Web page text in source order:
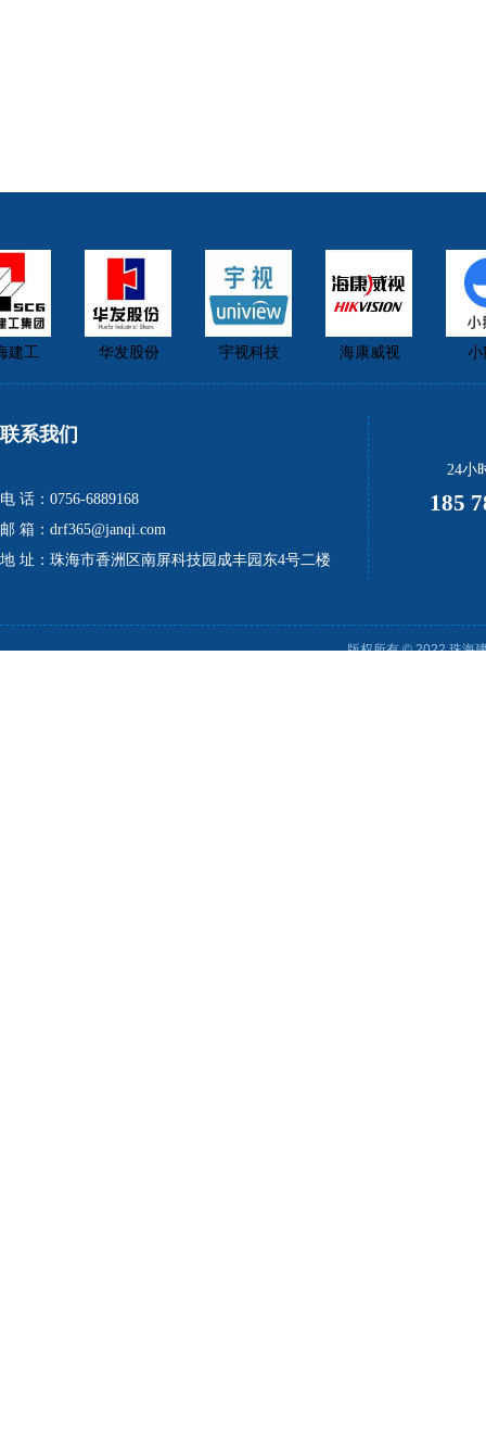
24小
185
版权所有 © 2022 珠海
联系我们
电 话：0756-6889168
邮 箱：drf365@janqi.com
地 址：珠海市香洲区南屏科技园成丰园东4号二楼
工 华发股份 宇视科技 海康威视 小